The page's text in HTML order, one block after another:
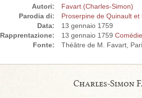
Autori:
Favart (Charles-Simon)
Parodia di:
Proserpine de Quinault et
Data:
13 gennaio 1759
Rapprentazione:
13 gennaio 1759
Fonte:
Théâtre de M. Favart,
Charles-Simon